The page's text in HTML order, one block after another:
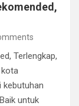
Terlengkap,
kota
untuk